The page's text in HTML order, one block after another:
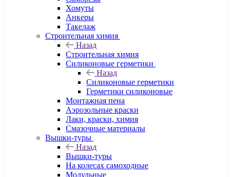
Хомуты
Анкеры
Такелаж
Строительная химия
Назад
Строительная химия
Силиконовые герметики
Назад
Силиконовые герметики
Герметики силиконовые
Монтажная пена
Аэрозольные краски
Лаки, краски, химия
Смазочные материалы
Вышки-туры
Назад
Вышки-туры
На колесах самоходные
Модульные